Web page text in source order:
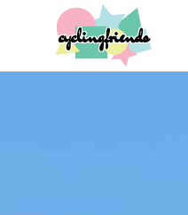
cyclingfriends